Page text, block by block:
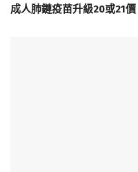
成人肺鏈疫苗升級20或21